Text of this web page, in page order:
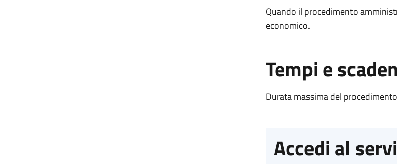
Quando il procedimento
economico.
Tempi e
Durata massima del
Accedi al